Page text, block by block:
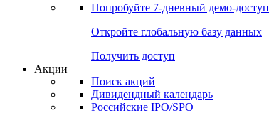
Попробуйте 7-дневный демо-доступ
Откройте глобальную базу данных
Получить доступ
Акции
Поиск акций
Дивидендный календарь
Российские IPO/SPO